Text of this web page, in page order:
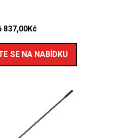
837,00Kč
SE NA NABÍDKU